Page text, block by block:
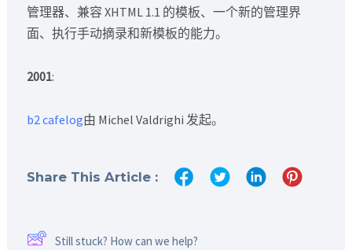
管理器、兼容 XHTML 1.1 的模板、一个新的管理界
面、执行手动摘录和新模板的能力。
2001:
b2 cafelog由 Michel Valdrighi 发起。
Share This Article :
Still stuck? How can we help?